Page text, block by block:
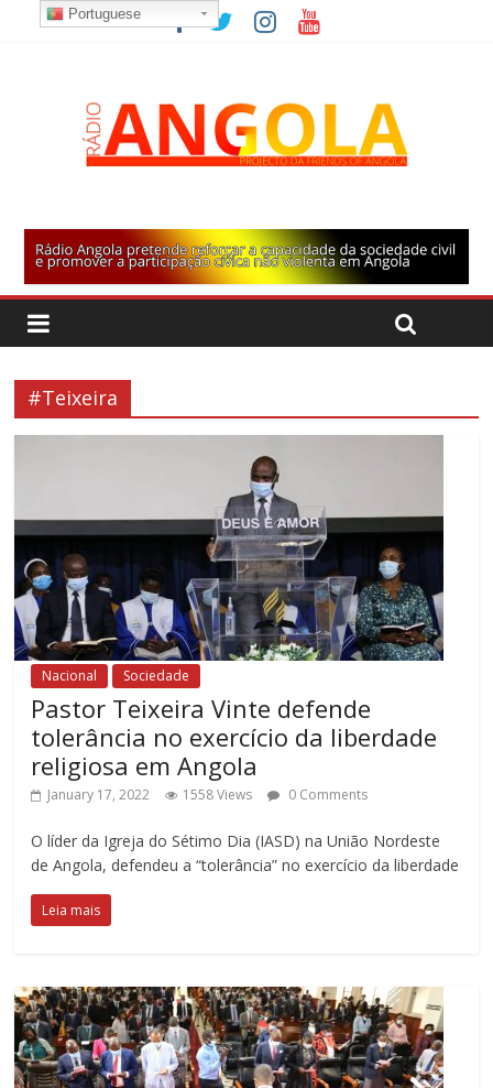
#Teixeira
Nacional Sociedade
Pastor Teixeira Vinte defende
tolerância no exercício da liberdade
religiosa em Angola
January 17, 2022 1558 Views 0 Comments
O líder da Igreja do Sétimo Dia (IASD) na União Nordeste
de Angola, defendeu a “tolerância” no exercício da liberdade
Leia mais
Portuguese